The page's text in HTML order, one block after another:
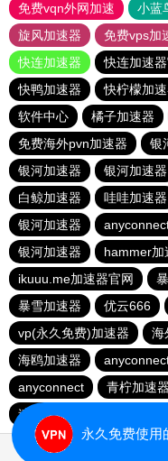
免费vqn外网加速
小蓝
旋风加速器
免费vps加
快连加速器
快连加速
快鸭加速器
快柠檬加
软件中心
橘子加速器
免费海外pvn加速器
银
银河加速器
银河加速器
白鲸加速器
哇哇加速器
银河加速器
银河加速器
hammer加
ikuuu.me加速器官网
暴雪加速器
优云666
vp(永久免费)加速器
海
海鸥加速器
anyconnect
青柠加速器
速鹰666
永久免费使用